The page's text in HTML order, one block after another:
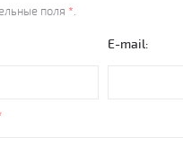
поля *.
E-mail: